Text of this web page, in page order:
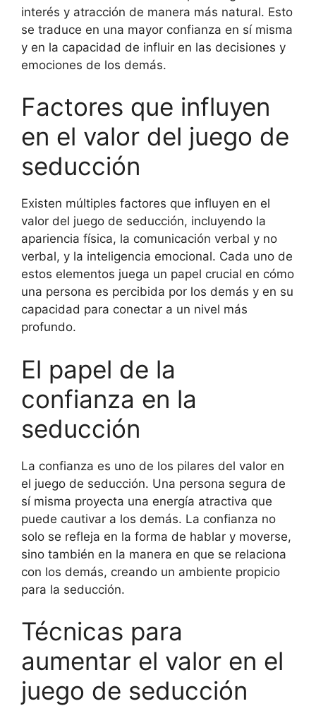
interés y atracción de manera más natural. Esto
se traduce en una mayor confianza en sí misma
y en la capacidad de influir en las decisiones y
emociones de los demás.
Factores que influyen
en el valor del juego de
seducción
Existen múltiples factores que influyen en el
valor del juego de seducción, incluyendo la
apariencia física, la comunicación verbal y no
verbal, y la inteligencia emocional. Cada uno de
estos elementos juega un papel crucial en cómo
una persona es percibida por los demás y en su
capacidad para conectar a un nivel más
profundo.
El papel de la
confianza en la
seducción
La confianza es uno de los pilares del valor en
el juego de seducción. Una persona segura de
sí misma proyecta una energía atractiva que
puede cautivar a los demás. La confianza no
solo se refleja en la forma de hablar y moverse,
sino también en la manera en que se relaciona
con los demás, creando un ambiente propicio
para la seducción.
Técnicas para
aumentar el valor en el
juego de seducción